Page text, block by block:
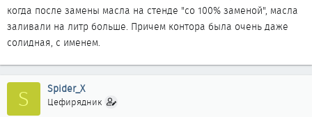
когда после замены масла на стенде "со 100% заменой", масла
заливали на литр больше. Причем контора была очень даже
солидная, с именем.
S Spider_X
Цефирядник